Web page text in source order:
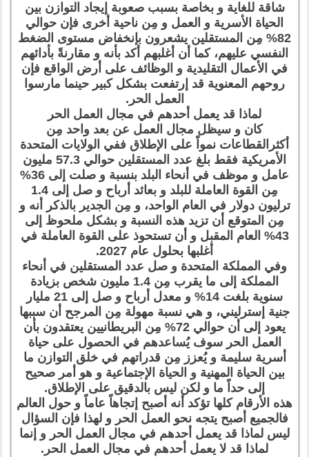
شاقة للغاية و بخاصة بسبب صعوبة إيجاد التوازن بين
الحياة الأسرية و العمل و مِن ناحية أخرى فإن حوالي
82% مِن المستقلين يشعرون بإنخفاض مستوى الضغط
النفسي عليهم، كما أن أغلبهم أكد بأنه و مقارنةً بأدائهم
في الأعمال التقليدية و الوظائف على أرض الواقع فإن
روحهم المعنوية قد إرتفعت بشكل كبير حينما مارسوا
العمل الحر.
لماذا قد يعمل أحدهم في مجال العمل الحر
كان و سيظل مجال العمل عن بعد واحد مِن
أكثرالقطاعات نمواً على الإطلاق ففي الولايات المتحدة
الأمريكية فقط بلغ عدد المستقلين حوالي 57.3 مليون
عامل و موظف في أنحاء البلد بنسبة و صلت إلى 36%
مِن القوة العاملة للبلد و بعائد أرباح و صل إلى 1.4
ترليون دولار في العام الواحد، و مِن الجدير بالذكر أنه و
مِن المتوقع أن تزيد هذه النسبة و بشكل ملحوظ إلى
43% العام المقبل و أن تستحوذ على القوة العاملة في
أغلبها بحلول عام 2027.
وفي المملكة المتحدة و صل عدد المستقلين في أنحاء
المملكة إلى ما يقرب مِن 1.4 مليون شخص بزيادة
سنوية بلغت 14% و معدل أرباح و صل إلى 21 مليار
جنية إسترليني، و هي نسبة مهولة مِن المرجح أن سببها
يعود إلى أن حوالي 72% مِن البريطانيين يعتقدون بأن
العمل الحر سوف يُساعدهم في الحصول على حياة
أسرية سليمة و يُعزز مِن قدراتهم في خلق التوازن ما
بين الحياة المهنية و الحياة الإجتماعية و هو أمر صحيح
إلى حداً ما و لكن ليس بالدقيق على الإطلاق.
هذه الأرقام كلها تؤكد أنه أصبح إتجاهاً عاماً و حول العالم
فالجميع أصبح يتجه نحو العمل الحر و لهذا فإن السؤال
ليس لماذا قد يعمل أحدهم في مجال العمل الحر و إنما
لماذا قد لا يعمل أحدهم في مجال العمل الحر.